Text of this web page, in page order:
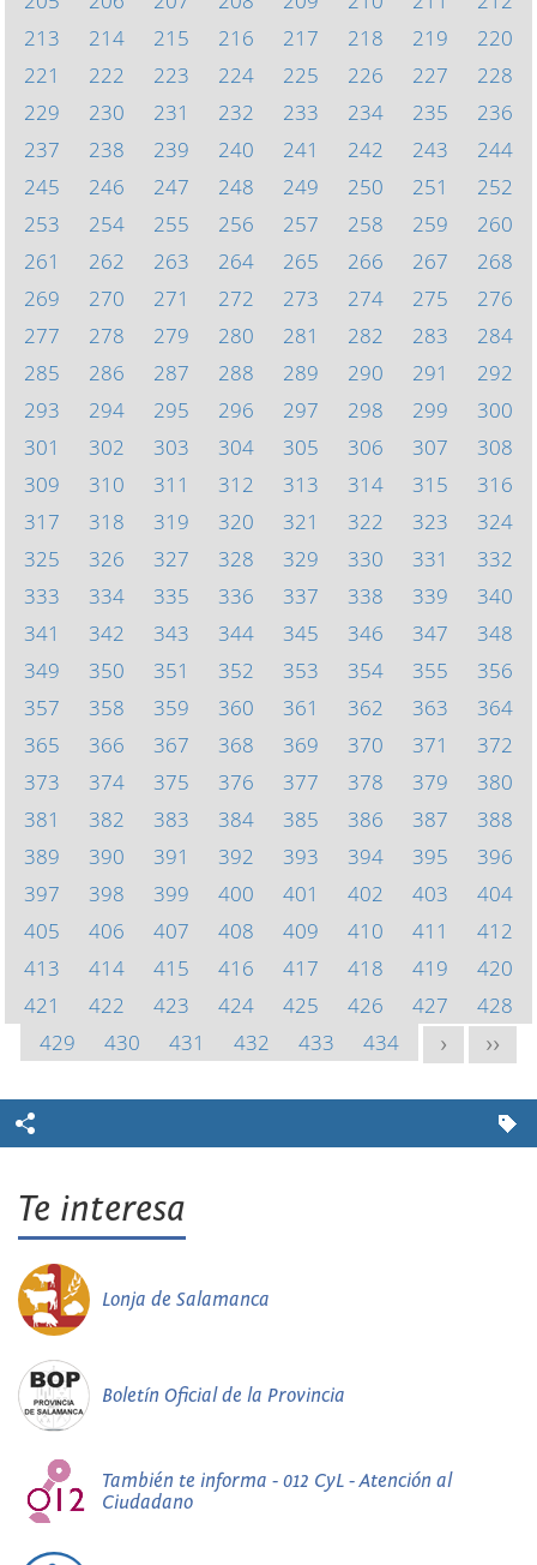
213
214 215 216 217 218 219
220
221
222 223 224 225 226 227
228
229
230 231 232 233 234 235
236
237
238 239 240 241 242 243
244
245
246 247 248 249 250 251
252
253
254 255 256 257 258 259
260
261
262 263 264 265 266 267
268
269
270 271 272 273 274 275
276
277
278 279 280 281 282 283
284
285
286 287 288 289 290 291
292
293
294 295 296 297 298 299
300
301
302 303 304 305 306 307
308
309
310 311 312 313 314 315
316
317
318 319 320 321 322 323
324
325
326 327 328 329 330 331
332
333
334 335 336 337 338 339
340
341
342 343 344 345 346 347
348
349
350 351 352 353 354 355
356
357
358 359 360 361 362 363
364
365
366 367 368 369 370 371
372
373
374 375 376 377 378 379
380
381
382 383 384 385 386 387
388
389
390 391 392 393 394 395
396
397
398 399 400 401 402 403
404
405
406 407 408 409 410 411
412
413
414 415 416 417 418 419
420
421
422 423 424 425 426 427
428
429
430 431 432 433 434 > >>
Te interesa
Lonja de Salamanca
Boletín Oficial de la Provincia
También te informa - 012 CyL - Atención al
Ciudadano